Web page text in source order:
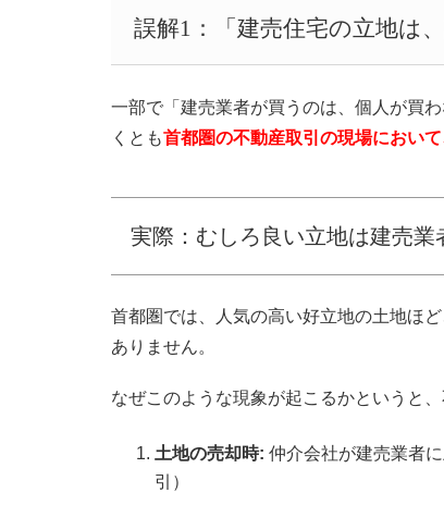
誤解1：「建売住宅の立地は
一部で「建売業者が買うのは、個人が買
くとも首都圏の不動産取引の現場におい
実際：むしろ良い立地は建売業
首都圏では、人気の高い好立地の土地ほ
ありません。
なぜこのような現象が起こるかというと
土地の売却時: 仲介会社が建売業者
引）